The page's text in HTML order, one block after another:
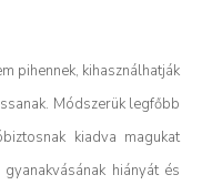
pihennek, kihasználhatják
Módszerük legfőbb
kiadva magukat
hiányát és